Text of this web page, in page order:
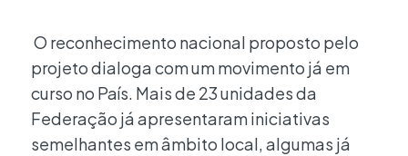
O reconhecimento nacional proposto pelo
projeto dialoga com um movimento já em
curso no País. Mais de 23 unidades da
Federação já apresentaram iniciativas
semelhantes em âmbito local, algumas já